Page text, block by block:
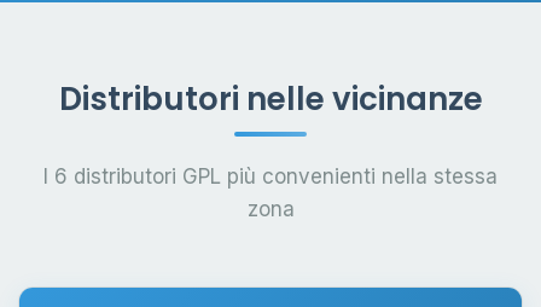
Distributori nelle vicinanze
I 6 distributori GPL più convenienti nella stessa
zona